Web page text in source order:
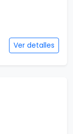
Ver detalles